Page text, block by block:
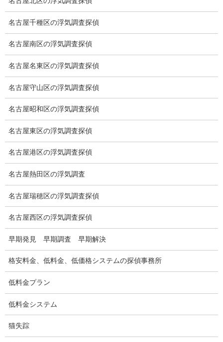
浮気調査地域
浮気調査関連調査
ドメスティックバイオレンスDV調査
いじめ・子供の虐待
別れさせ屋
盗聴調査
世界の盗聴事情
弊社が選ばれる理由
盗撮器
盗撮調査愛知県
電磁波測定調査
電磁波とは
ストーカー調査
名古屋千種区の浮気調査探偵
名古屋南区の浮気調査探偵
名古屋名東区の浮気調査探偵
名古屋守山区の浮気調査探偵
名古屋昭和区の浮気調査探偵
名古屋東区の浮気調査探偵
名古屋港区の浮気調査探偵
名古屋熱田区の浮気調査
名古屋瑞穂区の浮気調査探偵
名古屋西区の浮気調査探偵
早期発見 早期調査 早期解決
格安料金、低料金、低価格システムの探偵事務所
低料金プラン
低料金システム
猫失踪